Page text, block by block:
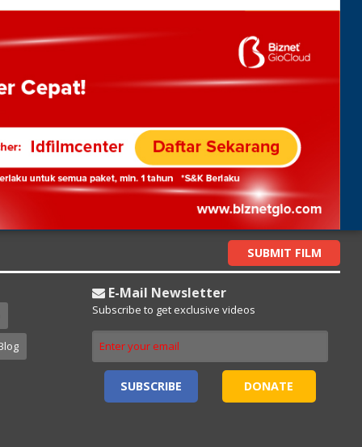
SUBMIT FILM
E-Mail Newsletter
Subscribe to get exclusive videos
SUBSCRIBE DONATE